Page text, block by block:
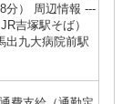
分） 周辺情報 ---
吉塚駅そば）
出九大病院前駅